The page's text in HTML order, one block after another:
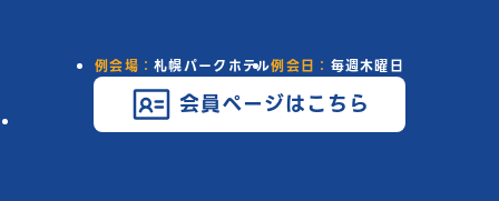
例会場：札幌パークホテル例会日： 毎週木曜日
会員ページはこちら